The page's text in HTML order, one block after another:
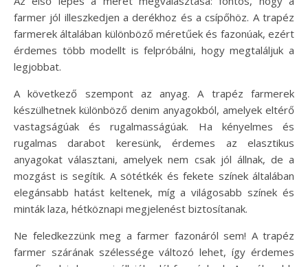
farmer jól illeszkedjen a derékhoz és a csípőhöz. A trapéz
farmerek általában különböző méretűek és fazonúak, ezért
érdemes több modellt is felpróbálni, hogy megtaláljuk a
legjobbat.
A következő szempont az anyag. A trapéz farmerek
készülhetnek különböző denim anyagokból, amelyek eltérő
vastagságúak és rugalmasságúak. Ha kényelmes és
rugalmas darabot keresünk, érdemes az elasztikus
anyagokat választani, amelyek nem csak jól állnak, de a
mozgást is segítik. A sötétkék és fekete színek általában
elegánsabb hatást keltenek, míg a világosabb színek és
minták laza, hétköznapi megjelenést biztosítanak.
Ne feledkezzünk meg a farmer fazonáról sem! A trapéz
farmer szárának szélessége változó lehet, így érdemes